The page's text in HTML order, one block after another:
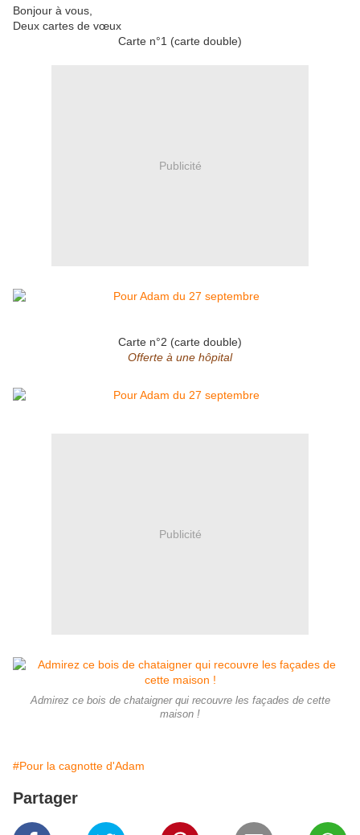
Bonjour à vous,
Deux cartes de vœux
Carte n°1 (carte double)
Publicité
Carte n°2 (carte double)
Offerte à une hôpital
Publicité
Admirez ce bois de chataigner qui recouvre les façades de cette
maison !
#Pour la cagnotte d'Adam
Partager